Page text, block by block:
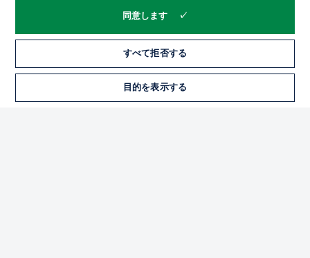
プライバシー・ポリシー 優先設定を管理する
同意します
すべて拒否する
目的を表示する